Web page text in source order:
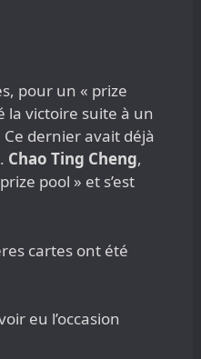
pour un « prize
la victoire suite à un
dernier avait déjà
Chao Ting Cheng,
pool » et s’est
cartes ont été
eu l’occasion